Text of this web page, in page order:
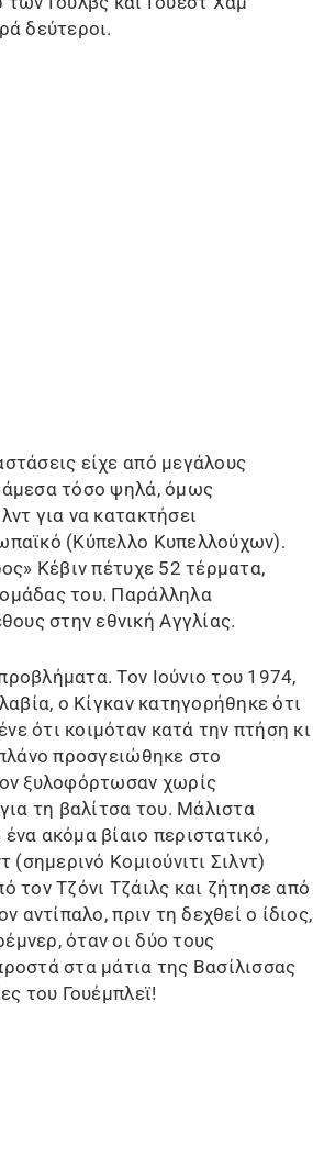
δεύτεροι.
είχε από μεγάλους
άμεσα τόσο ψηλά, όμως
για να κατακτήσει
(Κύπελλο Κυπελλούχων).
Κέβιν πέτυχε 52 τέρματα,
του. Παράλληλα
στην εθνική Αγγλίας.
Τον Ιούνιο του 1974,
ο Κίγκαν κατηγορήθηκε ότι
ότι κοιμόταν κατά την πτήση κι
προσγειώθηκε στο
ξυλοφόρτωσαν χωρίς
τη βαλίτσα του. Μάλιστα
ακόμα βίαιο περιστατικό,
(σημερινό Κομιούνιτι Σιλντ)
τον Τζόνι Τζάιλς και ζήτησε από
αντίπαλο, πριν τη δεχθεί ο ίδιος,
όταν οι δύο τους
στα μάτια της Βασίλισσας
του Γουέμπλεϊ!